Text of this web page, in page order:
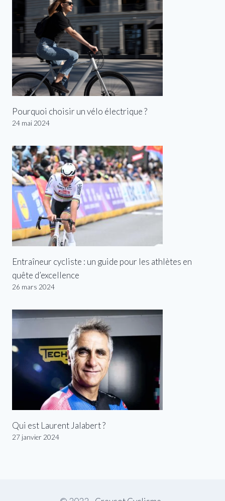
Pourquoi choisir un vélo électrique ?
24 mai 2024
Entraîneur cycliste : un guide pour les athlètes en
quête d’excellence
26 mars 2024
Qui est Laurent Jalabert ?
27 janvier 2024